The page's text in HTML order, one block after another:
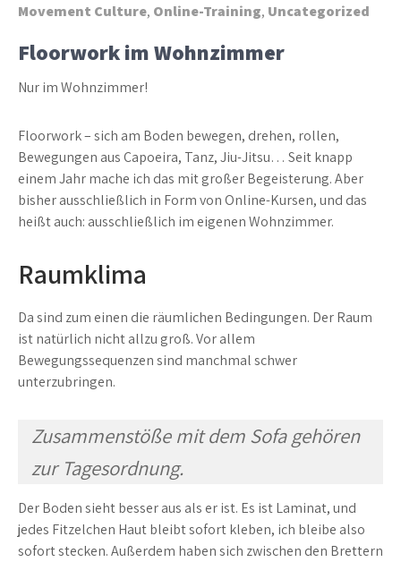
Movement Culture, Online-Training, Uncategorized
Floorwork im Wohnzimmer
Nur im Wohnzimmer!
Floorwork – sich am Boden bewegen, drehen, rollen,
Bewegungen aus Capoeira, Tanz, Jiu-Jitsu… Seit knapp
einem Jahr mache ich das mit großer Begeisterung. Aber
bisher ausschließlich in Form von Online-Kursen, und das
heißt auch: ausschließlich im eigenen Wohnzimmer.
Raumklima
Da sind zum einen die räumlichen Bedingungen. Der Raum
ist natürlich nicht allzu groß. Vor allem
Bewegungssequenzen sind manchmal schwer
unterzubringen.
Zusammenstöße mit dem Sofa gehören
zur Tagesordnung.
Der Boden sieht besser aus als er ist. Es ist Laminat, und
jedes Fitzelchen Haut bleibt sofort kleben, ich bleibe also
sofort stecken. Außerdem haben sich zwischen den Brettern